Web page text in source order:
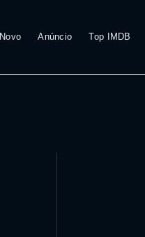
Novo Anúncio Top IMDB